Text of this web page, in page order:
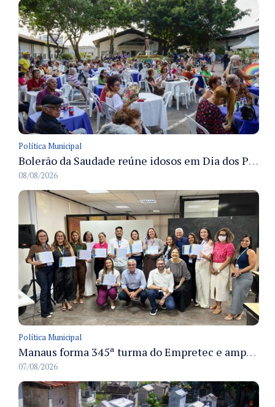
Política Municipal
Bolerão da Saudade reúne idosos em Dia dos Pais promovido pela Fundação Dr. Thomas em Manaus
08/08/2026
Política Municipal
Manaus forma 345ª turma do Empretec e amplia qualificação de empreendedores na cidade
07/08/2026